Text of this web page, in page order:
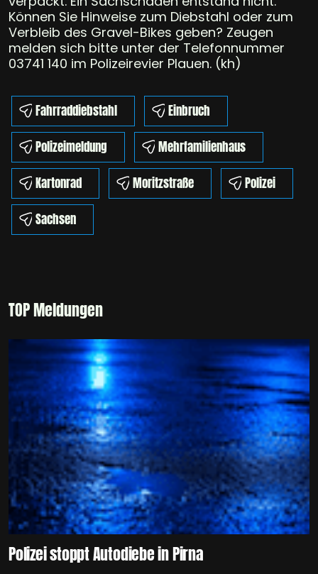
Können Sie Hinweise zum Diebstahl oder zum
Verbleib des Gravel-Bikes geben? Zeugen
melden sich bitte unter der Telefonnummer
03741 140 im Polizeirevier Plauen. (kh)
Fahrraddiebstahl
Einbruch
Polizeimeldung
Mehrfamilienhaus
Kartonrad
Moritzstraße
Polizei
Sachsen
TOP Meldungen
Polizei stoppt Autodiebe in Pirna